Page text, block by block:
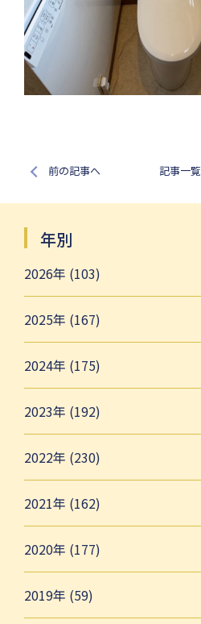
前の記事へ 記事一覧
年別
2026年 (103)
2025年 (167)
2024年 (175)
2023年 (192)
2022年 (230)
2021年 (162)
2020年 (177)
2019年 (59)